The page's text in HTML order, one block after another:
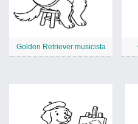
Golden Retriever musicista